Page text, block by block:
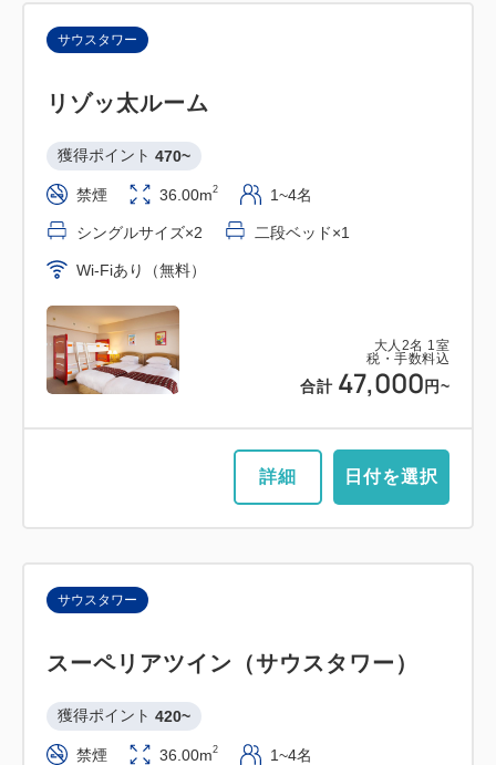
大人 2名 1 室
税・手数料込
合計 47,000 円~
サウスタワー
リゾッ太ルーム
獲得ポイント 470~
禁煙 36.00m2 1~4名
シングルサイズ×2 二段ベッド×1
Wi-Fiあり（無料）
詳細 日付を選択
サウスタワー
スーペリアツイン（サウスタワー）
獲得ポイント 420~
禁煙 36.00m2 1~4名